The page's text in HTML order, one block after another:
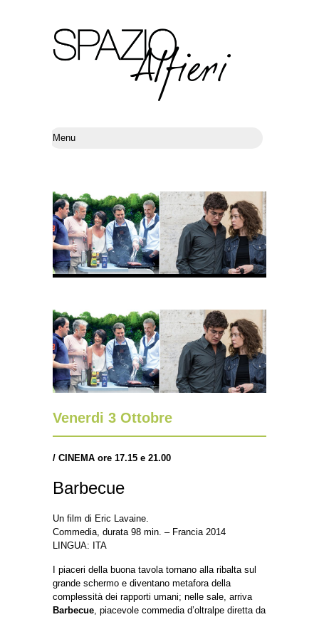
Venerdi 3 Ottobre
/ CINEMA ore 17.15 e 21.00
Barbecue
Un film di Eric Lavaine.
Commedia, durata 98 min. – Francia 2014
LINGUA: ITA
I piaceri della buona tavola tornano alla ribalta sul
grande schermo e diventano metafora della
complessità dei rapporti umani; nelle sale, arriva
Barbecue , piacevole commedia d’oltralpe diretta da